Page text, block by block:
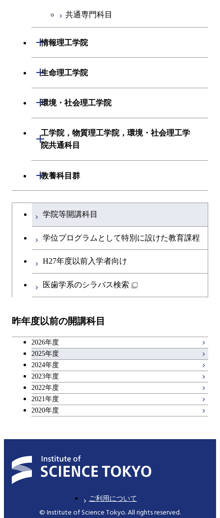
初年次専門科目
共通専門科目
共通専門科目
情報理工学院
開閉
数理・計算科学系
初年次専門科目
創造プロセス科目
共通専門科目
生命理工学院
開閉
生命理工学系
創造プロセス科目
共通専門科目
環境・社会理工学院
開閉
建築学系
融合理工学系
初年次専門科目
共通専門科目
工学院，物質理工学院，環境・社会理工学
院共通科目
開閉
工学院，物質理工学院，環境・社会
教養科目群
開閉
文系教養科目
英語科目
第二外国語科目
アントレプレナーシップ科目
学士課程を切り替える
学院等開講科目
学位プログラムとして特別に設けた教育課程
H27年度以前入学者向け
医歯学系のシラバス検索
昨年度以前の開講科目
2026年度
2025年度
2024年度
2023年度
2022年度
2021年度
2020年度
ご利用について
© Institute of Science Tokyo. All rights reserved.